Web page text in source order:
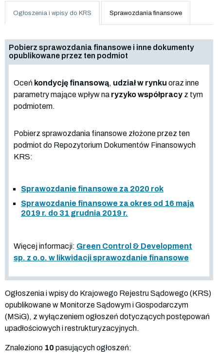
Ogłoszenia i wpisy do KRS Sprawozdania finansowe
Pobierz sprawozdania finansowe i inne dokumenty
opublikowane przez ten podmiot
Oceń kondycję finansową, udział w rynku oraz inne
parametry mające wpływ na ryzyko współpracy z tym
podmiotem.
Pobierz sprawozdania finansowe złożone przez ten
podmiot do Repozytorium Dokumentów Finansowych
KRS:
Sprawozdanie finansowe za 2020 rok
Sprawozdanie finansowe za okres od 16 maja
2019 r. do 31 grudnia 2019 r.
Więcej informacji: Green Control & Development
sp. z o.o. w likwidacji sprawozdanie finansowe
Ogłoszenia i wpisy do Krajowego Rejestru Sądowego (KRS)
opublikowane w Monitorze Sądowym i Gospodarczym
(MSiG), z wyłączeniem ogłoszeń dotyczących postępowań
upadłościowych i restrukturyzacyjnych.
Znaleziono 10 pasujących ogłoszeń: